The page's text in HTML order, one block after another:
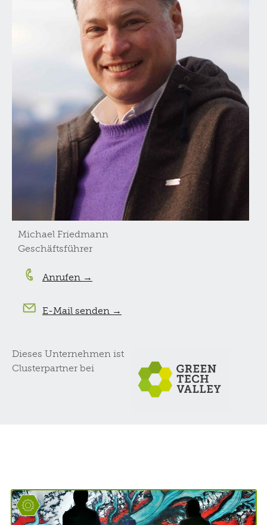
Michael Friedmann
Geschäftsführer
Anrufen →
E-Mail senden →
Dieses Unternehmen ist
Clusterpartner bei